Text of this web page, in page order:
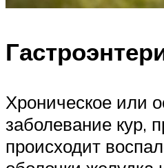
Хроническое или
заболевание кур,
происходит